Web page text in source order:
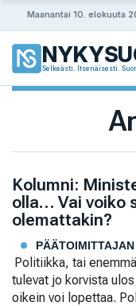
Maanantai 10. elokuuta
Selkeästi. Itsenäisesti.
Kolumni:
olla… Vai voiko
olemattakin?
Politiikka, tai
tulevat jo korvista
oikein voi lopettaa.